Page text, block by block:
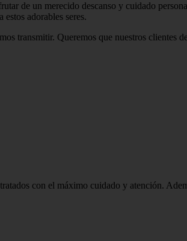
de un merecido descanso y cuidado
adorables seres.
transmitir. Queremos que nuestros clientes
con el máximo cuidado y atención.